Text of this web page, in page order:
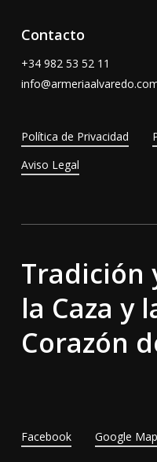
Contacto
+34 982 53 52 11
Política de Privacidad
Aviso Legal
Tradición
la Caza y
Corazón
Facebook Google